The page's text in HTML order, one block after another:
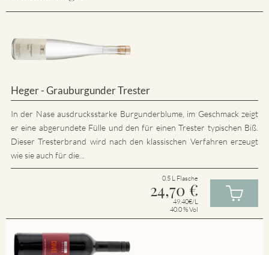
Heger - Grauburgunder Trester
In der Nase ausdrucksstarke Burgunderblume, im Geschmack zeigt
er eine abgerundete Fülle und den für einen Trester typischen Biß.
Dieser Tresterbrand wird nach den klassischen Verfahren erzeugt
wie sie auch für die...
0.5 L Flasche
24,70 €
49.40€/L
40.0 % Vol